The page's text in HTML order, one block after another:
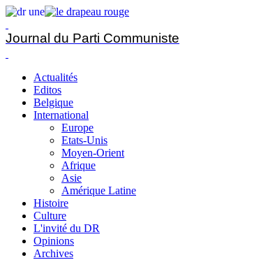
Journal du Parti Communiste
Actualités
Editos
Belgique
International
Europe
Etats-Unis
Moyen-Orient
Afrique
Asie
Amérique Latine
Histoire
Culture
L'invité du DR
Opinions
Archives